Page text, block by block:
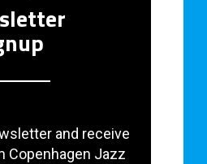
and receive
Copenhagen Jazz